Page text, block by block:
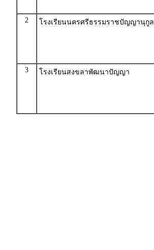
2 โรงเรียนนครศรีธรรมราชปัญญานุกูล
3 โรงเรียนสงขลาพัฒนาปัญญา